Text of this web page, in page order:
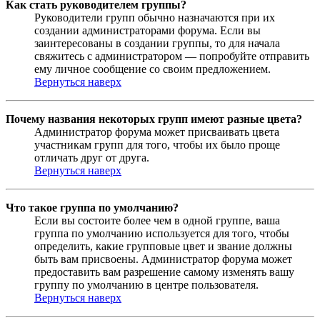
Как стать руководителем группы?
Руководители групп обычно назначаются при их
создании администраторами форума. Если вы
заинтересованы в создании группы, то для начала
свяжитесь с администратором — попробуйте отправить
ему личное сообщение со своим предложением.
Вернуться наверх
Почему названия некоторых групп имеют разные цвета?
Администратор форума может присваивать цвета
участникам групп для того, чтобы их было проще
отличать друг от друга.
Вернуться наверх
Что такое группа по умолчанию?
Если вы состоите более чем в одной группе, ваша
группа по умолчанию используется для того, чтобы
определить, какие групповые цвет и звание должны
быть вам присвоены. Администратор форума может
предоставить вам разрешение самому изменять вашу
группу по умолчанию в центре пользователя.
Вернуться наверх